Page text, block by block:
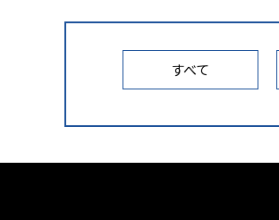
すべて